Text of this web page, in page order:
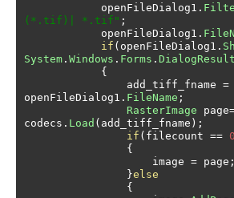
openFileDialog1 .
(*.tif)| *.tif" ;
openFileDialog1 .
if ( openFileDialog1 .
System . Windows . Forms . DialogResult
{
add_tiff_fname =
openFileDialog1 . FileName ;
RasterImage page
codecs . Load ( add_tiff_fname );
if ( filecount == 0
{
image = page ;
}else
{